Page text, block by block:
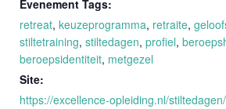
Evenement Tags:
retreat, keuzeprogramma, retraite,
stiltetraining, stiltedagen, profiel,
beroepsidentiteit, metgezel
Site:
https://excellence-opleiding.nl/stiltedagen/